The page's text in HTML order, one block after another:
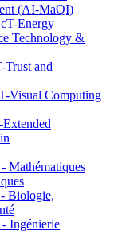
(AI-MaQI)
Energy
Technology &
and
Visual Computing
Biologie,
Ingénierie